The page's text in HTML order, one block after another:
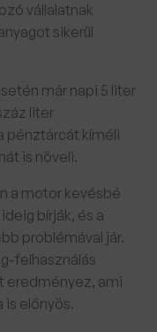
vállalatnak
sikerül
már napi 5 liter
liter
pénztárcát kíméli
is növeli.
a motor kevésbé
bírják, és a
problémával jár.
felhasználás
eredményez, ami
is előnyös.